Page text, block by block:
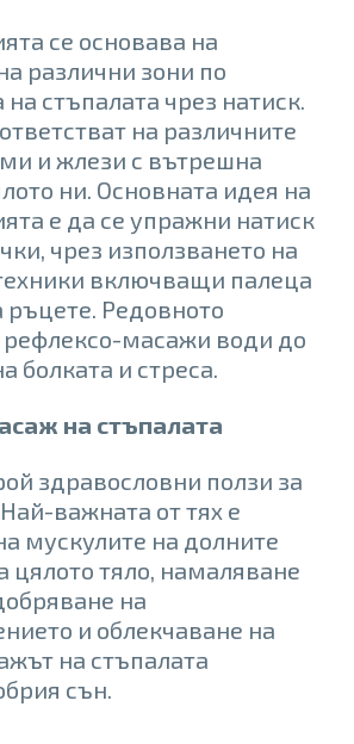
се основава на
различни зони по
стъпалата чрез натиск.
на различните
и жлези с вътрешна
ни. Основната идея на
е да се упражни натиск
чрез използването на
включващи палеца
ръцете. Редовното
рефлексо-масажи води до
болката и стреса.
на стъпалата
здравословни ползи за
важната от тях е
мускулите на долните
цялото тяло, намаляване
на
и облекчаване на
на стъпалата
сън.